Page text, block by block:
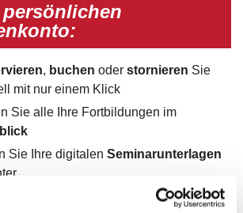
, buchen oder stornieren Sie
mit nur einem Klick
Sie alle Ihre Fortbildungen im
Sie Ihre digitalen Seminarunterlagen
Seminarbilderund